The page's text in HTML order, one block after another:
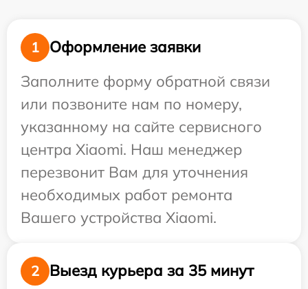
1
Оформление заявки
Заполните форму обратной связи
или позвоните нам по номеру,
указанному на сайте сервисного
центра Xiaomi. Наш менеджер
перезвонит Вам для уточнения
необходимых работ ремонта
Вашего устройства Xiaomi.
2
Выезд курьера за 35 минут